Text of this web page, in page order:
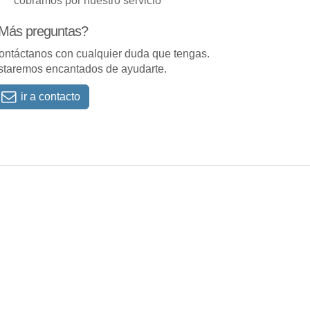
preguntas?
con cualquier duda que tengas.
encantados de ayudarte.
ir a contacto